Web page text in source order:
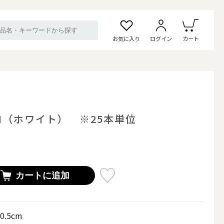
お気に入り ログイン カート
（ホワイト） ※25本単位
カートに追加